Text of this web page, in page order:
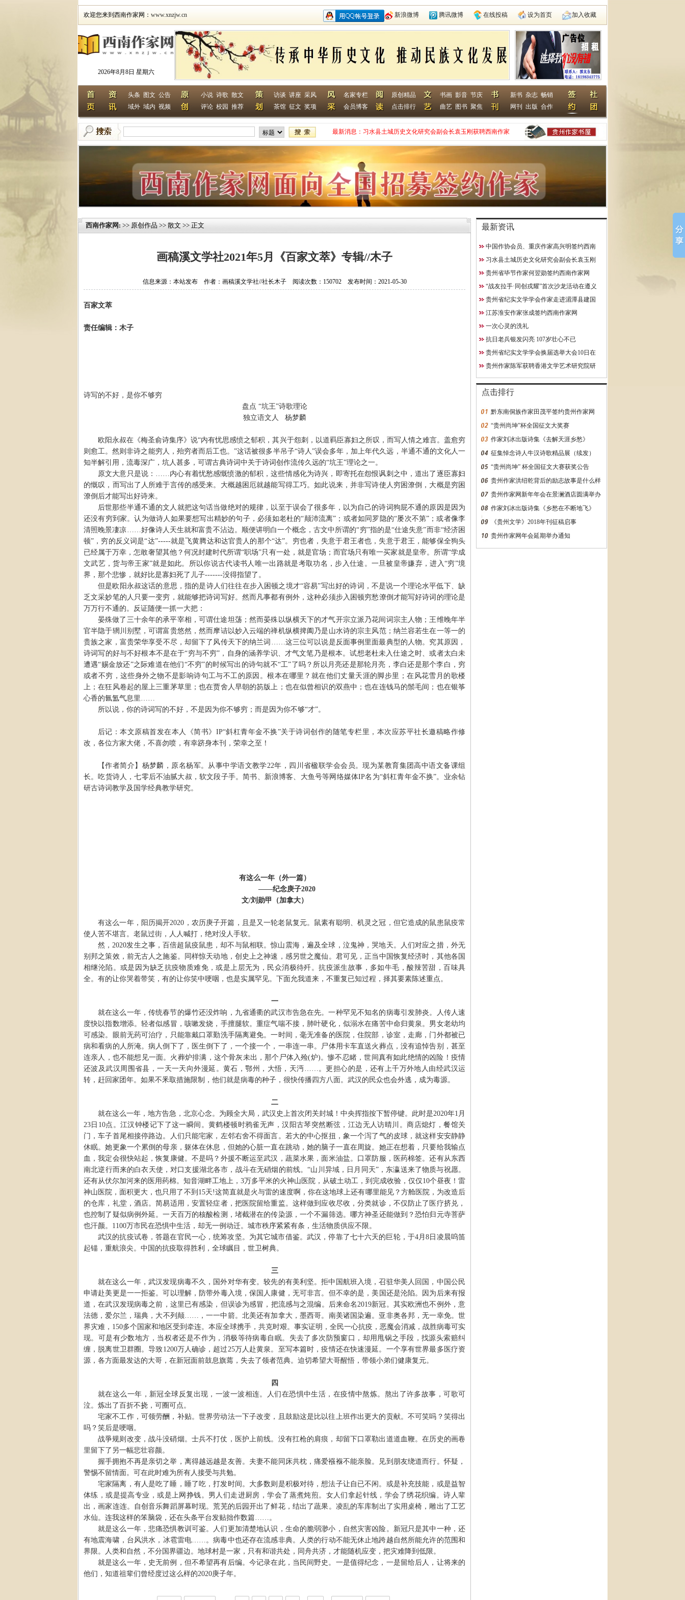
欢迎您来到西南作家网： www.xnzjw.cn 新浪微博 腾讯微博 在线投稿 设为首页 加入收藏
2026年8月8日 星期六
头条 图文 公告
域外 域内 视频
小说 诗歌 散文
评论 校园 推荐
访谈 讲座 采风
茶馆 征文 奖项
名家专栏
会员博客
原创精品
点击排行
书画 影音 节庆
曲艺 图书 聚焦
新书 杂志 畅销
网刊
出版 合作
最新消息： 习水县土城历史文化研究会副会长袁玉刚获聘西南作家
贵州省毕节作家何翌勋签约西南作家网
“战友拉手·同创戎耀”首次沙龙活动在遵义启动
贵州省纪实文学学会作家走进湄潭县建国学校
江苏淮安作家张成签约西南作家网
抗日老兵银发闪亮 107岁壮心不已
贵州省纪实文学学会换届选举大会10日在贵阳成功举行
中国作协会员、重庆作家高兴明签约西南作家网
西南作家网 : >> 原创作品 >> 散文 >> 正文
画稿溪文学社2021年5月《百家文萃》专辑//木子
信息来源：本站发布 作者：画稿溪文学社//社长木子 阅读次数：150702 发布时间：2021-05-30
百家文萃
责任编辑：木子
诗写的不好，是你不够穷
盘点 “坑王”诗歌理论
独立语文人
杨梦麟
欧阳永叔在《梅圣俞诗集序》说“内有忧思感愤之郁积，其兴于怨刺，以道羁臣寡妇之所叹，而写人情之难言。盖愈穷
则愈工。然则非诗之能穷人，殆穷者而后工也。”这话被很多半吊子“诗人 ”误会多年，加上年代久远，半通不通的文化人一
知半解引用，流毒深广，坑人甚多，可谓古典诗词中关于诗词创作流传久远的“坑王”理论之一。
原文大意只是说：
内心有着忧愁感慨愤激的郁积，这些情感化为诗兴，即寄托在怨恨讽刺之中，道出了逐臣寡妇
的慨叹，而写出了人所难于言传的感受来。大概越困厄就越能写得工巧。如此说来，并非写诗使人穷困潦倒，大概是穷困
潦倒后才能写出好诗来。
后世那些半通不通的文人就把这句话当做绝对的规律，以至于误会了很多年，以为自己的诗词狗屁不通的原因是因为
还没有穷到家。认为做诗人如果要想写出精妙的句子，必须如老杜的“颠沛流离” ；或者如同罗隐的“ 屡次不第” ；或者像李
清照晚景凄凉
好像诗人天生就和富贵不沾边。顺便讲明白一个概念，古文中所谓的“穷”指的是“仕途失意”而非“经济困
顿” ，穷的反义词是“达”-----就是飞黄腾达和达官贵人的那个“达”。穷也者，失意于君王者也，失意于君王，能够保全狗头
已经属于万幸，怎敢奢望其他？何况封建时代所谓“职场”只有一处，就是官场；而官场只有唯一买家就是皇帝。所谓“学成
文武艺，货与帝王家”就是如此。所以你说古代读书人唯一出路就是考取功名，步入仕途。一旦被皇帝嫌弃，进入“穷”境
界，那个悲惨，就好比是寡妇死了儿子-------没得指望了。
但是欧阳永叔这话的意思，指的是诗人们往往在步入困顿之境才“容易”写出好的诗词，不是说一个理论水平低下、缺
乏文采妙笔的人只要一变穷，就能够把诗词写好。然而凡事都有例外，这种必须步入困顿穷愁潦倒才能写好诗词的理论是
万万行不通的。反证随便一抓一大把：
晏殊做了三十余年的承平宰相，可谓仕途坦荡；然而晏殊以纵横天下的才气开宗立派乃花间词宗主人物；王维晚年半
官半隐于辋川别墅，可谓富贵悠然，然而摩诘以妙入云端的禅机纵横捭阖乃是山水诗的宗主风范；纳兰容若生在一等一的
贵族之家，富贵荣华享受不尽，却留下了风传天下的纳兰词
这三位可以说是反面事例里面最典型的人物。究其原因，
诗词写的好与不好根本不是在于“穷与不穷” ，自身的涵养学识、才气文笔乃是根本。试想老杜未入仕途之时、或者太白未
遭遇“赐金放还”之际难道在他们 “不穷”的时候写出的诗句就不“工”了吗？所以月亮还是那轮月亮，李白还是那个李白，穷
或者不穷，这些身外之物不是影响诗句工与不工的原因。根本在哪里？就在他们丈量天涯的脚步里；在风花雪月的歌楼
上；在狂风卷起的屋上三重茅草里；也在贾舍人早朝的笏版上；也在似曾相识的双燕中；也在连钱马的鬃毛间；也在银筝
心香的氤氲气息里
所以说，你的诗词写的不好，不是因为你不够穷；而是因为你不够“才”。
后记：本文原稿首发在本人《简书》 IP“斜杠青年金不换”关于诗词创作的随笔专栏里，本次应苏平社长邀稿略作修
改，各位方家大佬，不喜勿喷，有幸跻身本刊，荣幸之至！
【作者简介】 杨梦麟，原名杨军。从事中学语文教学22年，四川省楹联学会会员。现为某教育集团高中语文备课组
长。吃货诗人，七零后不油腻大叔，软文段子手。简书、新浪博客、大鱼号等网络媒体IP名为“斜杠青年金不换”。业余钻
研古诗词教学及国学经典教学研究。
有这么一年（外一篇）
——纪念庚子2020
文/刘勋甲（加拿大）
有这么一年，阳历揭开2020，农历庚子开篇，且是又一轮老鼠复元。鼠素有聪明、机灵之冠，但它造成的鼠患鼠疫常
使人苦不堪言。老鼠过街，人人喊打，绝对没人手软。
然， 2020发生之事，百倍超鼠疫鼠患，却不与鼠相联。惊山震海，遍及全球，泣鬼神，哭地天。人们对应之措，外无
别邦之策效，前无古人之施鉴。同样惊天动地，创史上之神速，感另世之魔仙。君可见，正当中国恢复经济时，其他各国
相继沦陷。或是因为缺乏抗疫物质难免，或是上层无为，民众消极待歼。抗疫派生故事，多如牛毛，酸辣苦甜，百味具
全。有的让你哭着带笑，有的让你笑中哽咽，也是实属罕见。下面允我道来，不重复已知过程，择其要素陈述重点。
一
就在这么一年，传统春节的爆竹还没炸响，九省通衢的武汉市告急在先。一种罕见不知名的病毒引发肺炎。人传人速
度快以指数增添。轻者似感冒，咳嗽发烧，手擅腿软。重症气喘不接，肺叶硬化，似溺水在痛苦中命归黄泉。男女老幼均
可感染。眼前无药可治疗，只能靠戴口罩勤洗手隔离避免。一时间，毫无准备的医院，住院部，诊室，走廊，门外都被已
病和看病的人所淹。病人倒下了，医生倒下了，一个接一个，一串连一串。尸体用卡车直送火葬点，没有追悼告别，甚至
连亲人，也不能想见一面。火葬炉排满，这个骨灰未出，那个尸体入殓(炉)。惨不忍睹，世间真有如此绝情的凶险！疫情
还波及武汉周围省县，一天一天向外漫延。黄石，鄂州，大悟，天沔……。更担心的是，还有上千万外地人由经武汉运
转，赶回家团年。如果不釆取措施限制，他们就是病毒的种子，很快传播四方八面。武汉的民众也会外逃，成为毒源。
二
就在这么一年，地方告急，北京心念。为顾全大局，武汉史上首次闭关封城！中央挥指按下暂停键。此时是2020年1月
23日10点。江汉钟楼记下了这一瞬间。黄鹤楼顿时鸦雀无声，汉阳古琴突然断弦，江边无人访晴川。商店熄灯，餐馆关
门，车子首尾相接停路边。人们只能宅家，左邻右舍不得面言。若大的中心抠扭，象一个泻了气的皮球，就这样安安静静
休眠。她更象一个累倒的母亲，躯体在休息，但她的心脏一直在跳动，她的脑子一直在周旋。她正在想着，只要给我输点
血，我定会很快站起，恢复康健。不是吗？外援不断运至武汉，蔬菜水果，面米油盐。口罩防服，医药棉签。还有从东西
南北逆行而来的白衣天使，对口支援湖北各市，战斗在无硝烟的前线。“山川异域，日月同天”，东瀛送来了物质与祝愿。
还有从伏尔加河来的医用药棉。知音湖畔工地上，3万多平米的火神山医院，从破土动工，到完成收验，仅仅10个昼夜！雷
神山医院，面积更大，也只用了不到15天!这简直就是火与雷的速度啊，你在这地球上还有哪里能见？方舱医院，为改造后
的仓库，礼堂，酒店。简易适用，安置轻症者，把医院留给重监。这样做到应收尽收，分类就诊，不仅防止了医疗挤兑，
也控制了疑似病例外延。一天百万的核酸检测，堵截潜在的传染源，一个不漏筛选。哪方神圣还能做到？恐怕归元寺菩萨
也汗颜。1100万市民在恐惧中生活，却无一例动迁。城市秩序紧紧有条，生活物质供应不限。
武汉的抗疫试卷，答题在官民一心，统筹攻坚。为其它城市借鉴。武汉，停靠了七十六天的巨轮，于4月8日凌晨呜笛
起锚，重航浪尖。中国的抗疫取得胜利，全球瞩目，世卫树典。
三
就在这么一年，武汉发现病毒不久，国外对华有变。较先的有美利坚。拒中国航班入境，召驻华美人回国，中国公民
申请赴美更是一一拒鉴。可以理解，防带外毒入境，保国人康健，无可非言。但不幸的是，美国还是沦陷。因为后来有报
道，在武汉发现病毒之前，这里已有感染，但误诊为感冒，把流感与之混编。后来命名 2019新冠。其实欧洲也不例外，意
法德，爱尔兰，瑞典，大不列颠……，一一中箭。北美还有加拿大，墨西哥。南美诸国染遍。亚非奥各邦，无一幸免。世
界灾难，150多个国家和地区受到牵连。本应全球携手，共克时艰。事实证明，全民一心抗疫，恶魔会消减，战胜病毒可实
现。可是有少数地方，当权者还是不作为，消极等待病毒自眠。失去了多次防预窗口，却用甩锅之手段，找源头索赔纠
缠，脱离世卫群圈。导致1200万人确诊，超过25万人赴黄泉。至写本篇时，疫情还在快速漫延。一个享有世界最多医疗资
源，各方面最发达的大哥，在新冠面前鼓息旗蔫，失去了领者范典。迫切希望大哥醒悟，带领小弟们健康复元。
四
就在这么一年，新冠全球反复出现，一波一波相连。人们在恐惧中生活，在疫情中熬炼。熬出了许多故事，可歌可
泣。炼出了百折不挠，可圈可点。
宅家不工作，可领劳酬，补贴。世界劳动法一下子改变，且鼓励这是比以往上班作出更大的贡献。不可笑吗？笑得出
吗？笑后是哽咽。
战爭规则改变，战斗没硝烟。士兵不打仗，医护上前线。没有扛枪的肩痕，却留下口罩勒出道道血鞭。在历史的画卷
里留下了另一幅悲壮容颜。
握手拥抱不再是亲切之举，离得越远越是友善。夫妻不能同床共枕，痛爱襁褓不能亲脸。见到朋友绕道而行。怀疑，
警惕不留情面。可在此时难为所有人接受与共勉。
宅家隔离，有人是吃了睡，睡了吃，打发时间。大多数则是积极对待，想法子让自已不闲。或是补充技能，或是益智
体练，或是提高专业，或是上网挣钱。男人们走进厨房，学会了蒸煮炖煎。女人们拿起针线，学会了绣花织编。诗人辈
出，画家连连。自创音乐舞蹈屏幕时现。荒芜的后园开出了鲜花，结出了蔬果。凌乱的车库制出了实用桌椅，雕出了工艺
水仙。连我这样的笨脑袋，还在头条平台发贴拙作数篇 ……。
就是这么一年，悲痛恐惧教训可鉴。人们更加清楚地认识，生命的脆弱渺小，自然灾害凶险。新冠只是其中一种，还
有地震海啸，台风洪水，冰雹雷电 ……。病毒中也还存在流感非典。人类的行动不能无休止地跨越自然所能允许的范围和
界限。人类和自然，不分国界疆边。地球村是一家，只有和谐共处，同舟共济，才能随机应变，把灾难降到低限。
就是这么一年，史无前例，但不希望再有后编。今记录在此，当民间野史。一是值得纪念，一是留给后人，让将来的
他们，知道祖辈们曾经度过这么样的2020庚子年。
最新资讯
中国作协会员、重庆作家高兴明签约西南
作家网
习水县土城历史文化研究会副会长袁玉刚
获聘西南作家网终身特聘专
贵州省毕节作家何翌勋签约西南作家网
“战友拉手·同创戎耀”首次沙龙活动在遵义
启动贵州省纪实文学学会作家走进湄潭县建国
学校江苏淮安作家张成签约西南作家网
一次心灵的洗礼
抗日老兵银发闪亮 107岁壮心不已
贵州省纪实文学学会换届选举大会10日在
贵阳成功举行
贵州作家陈军获聘香港文学艺术研究院研
究员
点击排行
黔东南侗族作家田茂平签约贵州作家网
“贵州尚坤”杯全国征文大奖赛
作家刘冰出版诗集《去解天涯乡愁》
征集悼念诗人牛汉诗歌精品展（续发）
“贵州尚坤” 杯全国征文大赛获奖公告
贵州作家洪绍乾背后的励志故事是什么样
的？万字长文告诉你
贵州作家网新年年会在景澜酒店圆满举办
作家刘冰出版诗集《乡愁在不断地飞》
《贵州文学》2018年刊征稿启事
贵州作家网年会延期举办通知